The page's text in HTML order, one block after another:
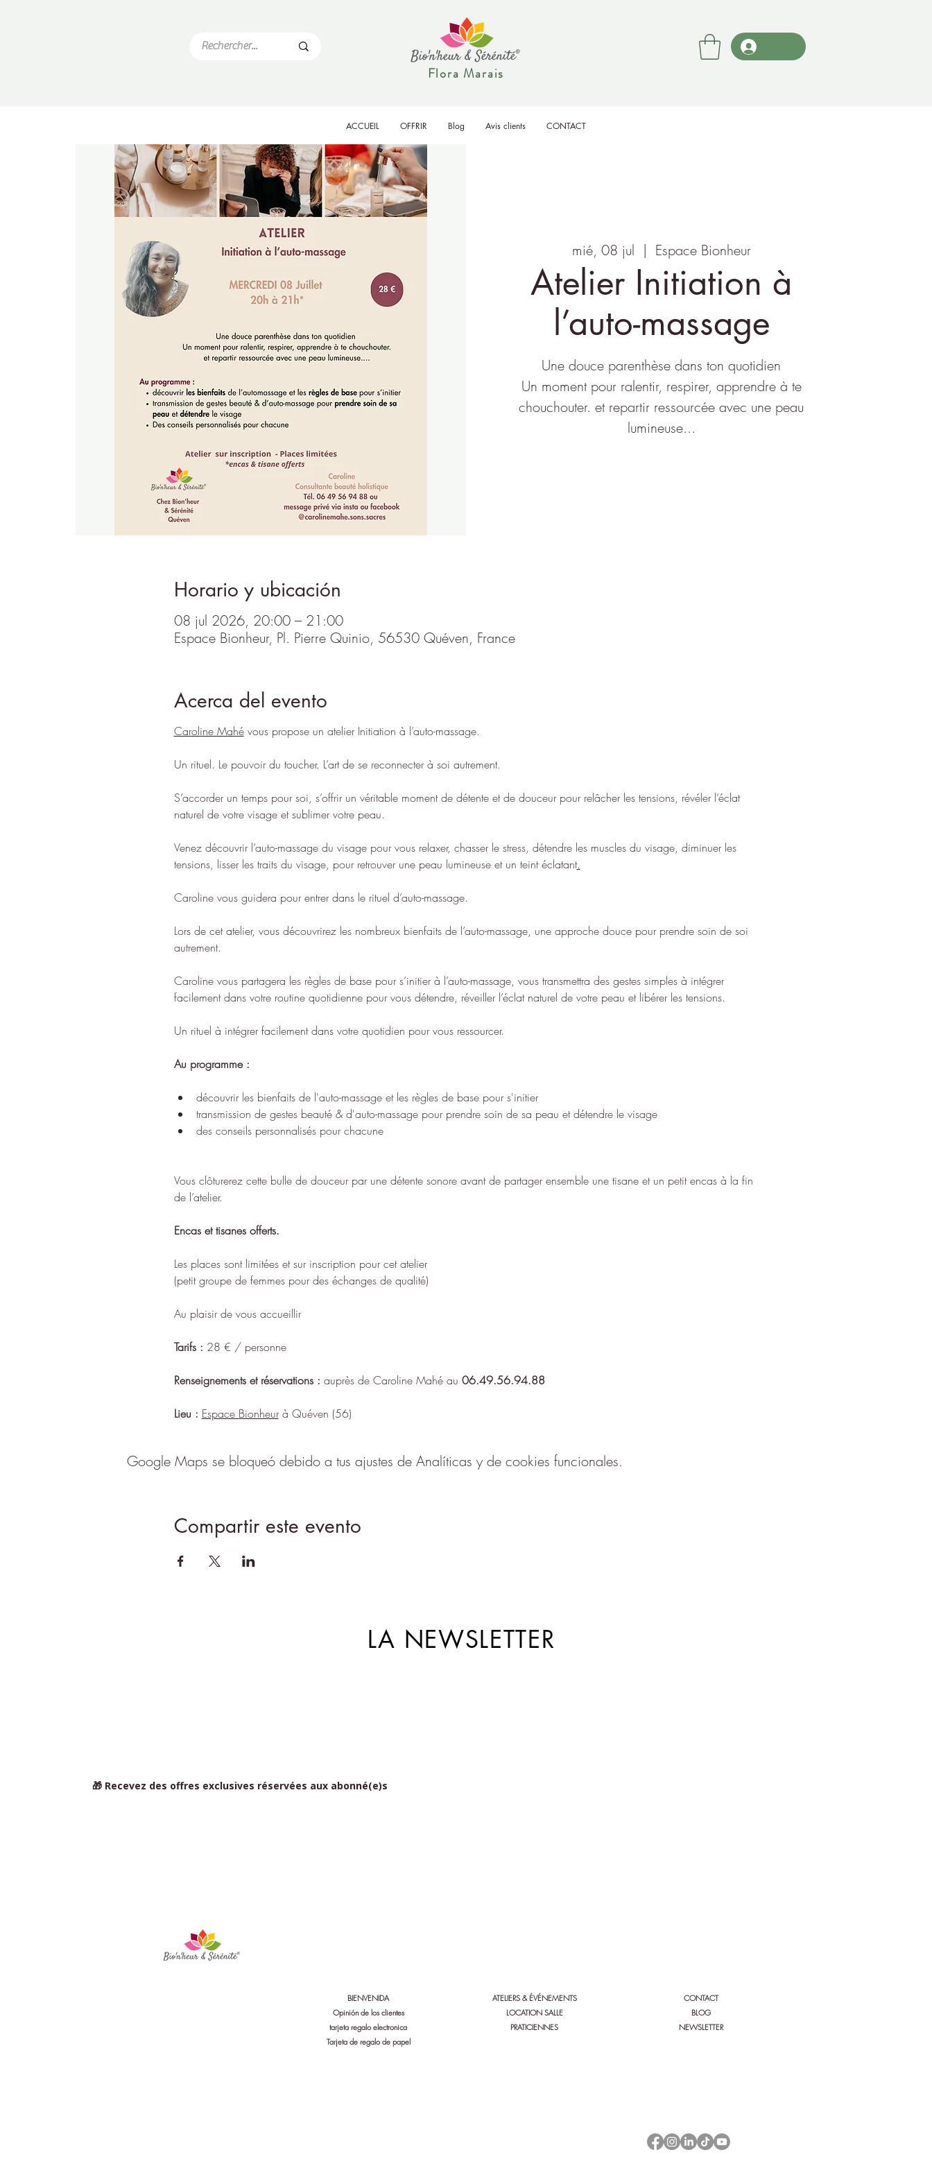
Flora Marais
ACCUEIL OFFRIR Blog Avis clients CONTACT
mié, 08 jul
  |
Espace Bionheur
Atelier Initiation à
l’auto-massage
Une douce parenthèse dans ton quotidien
Un moment pour ralentir, respirer, apprendre à te
chouchouter. et repartir ressourcée avec une peau
lumineuse...
Horario y ubicación
08 jul 2026, 20:00 – 21:00
Espace Bionheur, Pl. Pierre Quinio, 56530 Quéven, France
Acerca del evento
Caroline Mahé vous propose un atelier Initiation à l’auto-massage.
Un rituel. Le pouvoir du toucher. L’art de se reconnecter à soi autrement.
S’accorder un temps pour soi, s’offrir un véritable moment de détente et de douceur pour relâcher les tensions, révéler l’éclat
naturel de votre visage et sublimer votre peau.
Venez découvrir l’auto-massage du visage pour vous relaxer, chasser le stress, détendre les muscles du visage, diminuer les
tensions, lisser les traits du visage, pour retrouver une peau lumineuse et un teint éclatant.
Caroline vous guidera pour entrer dans le rituel d’auto-massage.
Lors de cet atelier, vous découvrirez les nombreux bienfaits de l’auto-massage, une approche douce pour prendre soin de soi
autrement.
Caroline vous partagera les règles de base pour s’initier à l’auto-massage, vous transmettra des gestes simples à intégrer
facilement dans votre routine quotidienne pour vous détendre, réveiller l’éclat naturel de votre peau et libérer les tensions.
Un rituel à intégrer facilement dans votre quotidien pour vous ressourcer.
Au programme :
découvrir les bienfaits de l'auto-massage et les règles de base pour s'initier
transmission de gestes beauté & d'auto-massage pour prendre soin de sa peau et détendre le visage
des conseils personnalisés pour chacune
Vous clôturerez cette bulle de douceur par une détente sonore avant de partager ensemble une tisane et un petit encas à la fin
de l’atelier.
Encas et tisanes offerts.
Les places sont limitées et sur inscription pour cet atelier
(petit groupe de femmes pour des échanges de qualité)
Au plaisir de vous accueillir
Tarifs : 28 € / personne
Renseignements et réservations : auprès de Caroline Mahé au 06.49.56.94.88
Lieu : Espace Bionheur à Quéven (56)
Google Maps se bloqueó debido a tus ajustes de Analíticas y de cookies funcionales.
Compartir este evento
🎁 Recevez des offres exclusives réservées aux abonné(e)s
BIENVENIDA
Opinión de los clientes
tarjeta regalo electronica
Tarjeta de regalo de papel
ATELIERS & ÉVÉNEMENTS
LOCATION SALLE
PRATICIENNES
CONTACT
BLOG
NEWSLETTER
LA NEWSLETTER